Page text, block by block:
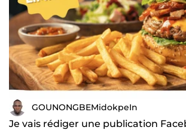
GOUNONGBEMidokpeIn
Je vais rédiger une publication